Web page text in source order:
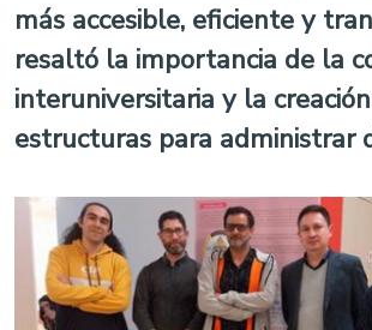
más accesible, eficiente y
resaltó la importancia de la
interuniversitaria y la
estructuras para administrar